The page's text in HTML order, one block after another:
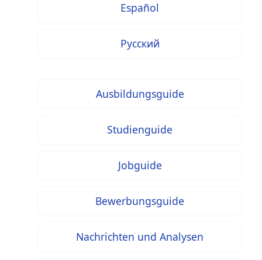
Español
Русский
Ausbildungsguide
Studienguide
Jobguide
Bewerbungsguide
Nachrichten und Analysen